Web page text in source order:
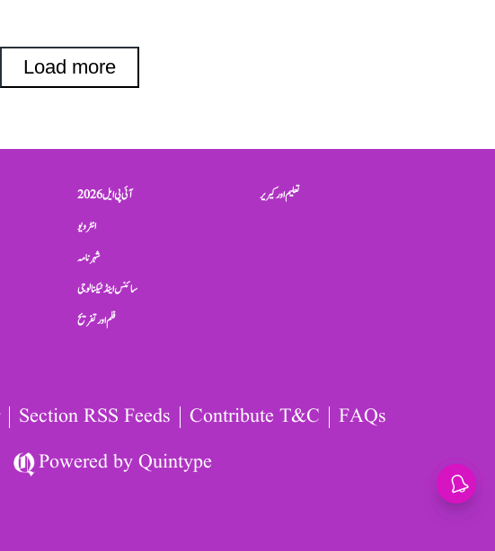
Load more
آئی پی ایل 2026
انٹرویو
شہرنامہ
سائنس اینڈ ٹیکنالوجی
فلم اور تفریح
تعلیم اور کیریر
Section RSS Feeds Contribute T&C
FAQs
Powered byQuintype